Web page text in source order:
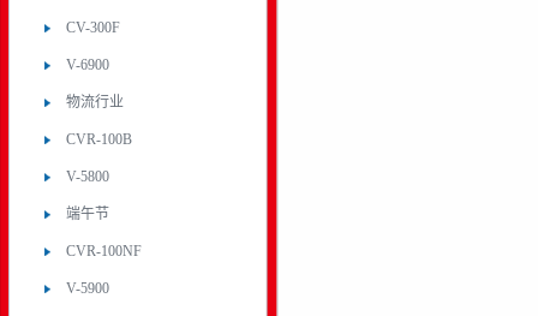
CV-300F
V-6900
物流行业
CVR-100B
V-5800
端午节
CVR-100NF
V-5900